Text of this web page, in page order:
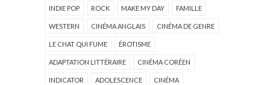
INDIE POP ROCK MAKE MY DAY FAMILLE
WESTERN CINÉMA ANGLAIS CINÉMA DE GENRE
LE CHAT QUI FUME ÉROTISME
ADAPTATION LITTÉRAIRE CINÉMA CORÉEN
INDICATOR ADOLESCENCE CINÉMA